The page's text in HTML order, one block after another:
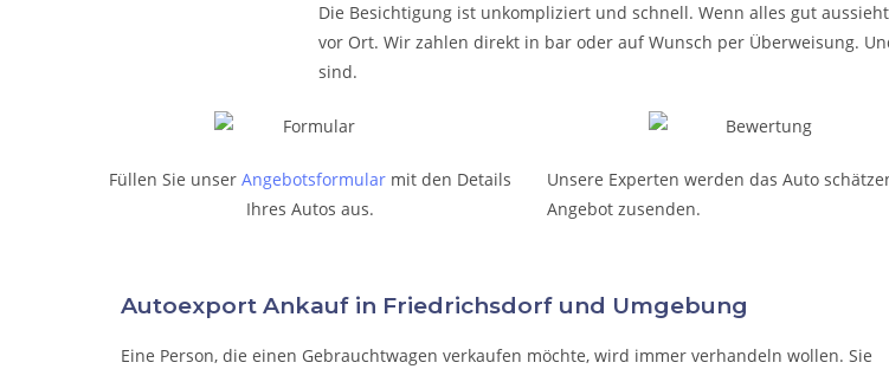
Die Besichtigung ist unkompliziert und schnell. Wenn alles gut
vor Ort. Wir zahlen direkt in bar oder auf Wunsch per Überweisung.
sind.
Füllen Sie unser Angebotsformularmit den Details
Ihres Autos aus.
Unsere Experten werden das Auto
Angebot zusenden.
Autoexport Ankauf in Friedrichsdorf und Umgebung
Eine Person, die einen Gebrauchtwagen verkaufen möchte, wird immer verhandeln wollen. Sie